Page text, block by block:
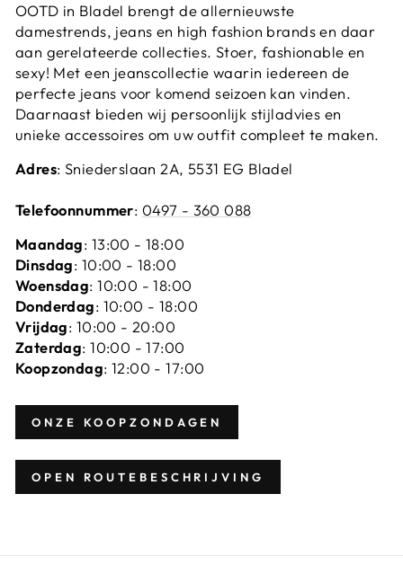
OOTD in Bladel brengt de allernieuwste
damestrends, jeans en high fashion brands en daar
aan gerelateerde collecties. Stoer, fashionable en
sexy! Met een jeanscollectie waarin iedereen de
perfecte jeans voor komend seizoen kan vinden.
Daarnaast bieden wij persoonlijk stijladvies en
unieke accessoires om uw outfit compleet te maken.
Adres: Sniederslaan 2A, 5531 EG Bladel
Telefoonnummer: 0497 - 360 088
Maandag: 13:00 - 18:00
Dinsdag: 10:00 - 18:00
Woensdag: 10:00 - 18:00
Donderdag: 10:00 - 18:00
Vrijdag: 10:00 - 20:00
Zaterdag: 10:00 - 17:00
Koopzondag: 12:00 - 17:00
ONZE KOOPZONDAGEN
OPEN ROUTEBESCHRIJVING